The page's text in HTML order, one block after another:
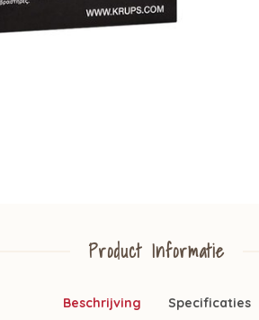
Product Informatie
Beschrijving Specificaties